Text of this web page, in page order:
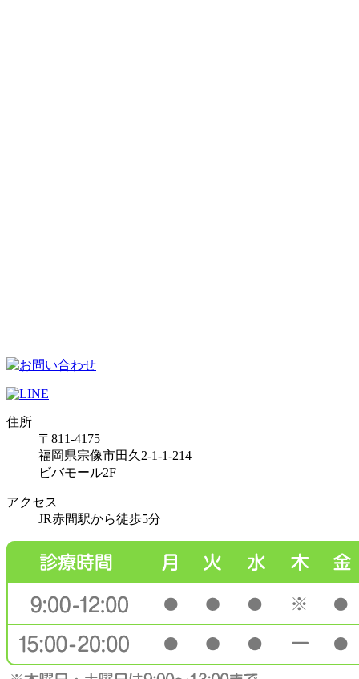
住所
〒811-4175
福岡県宗像市田久2-1-1-214
ビバモール2F
アクセス
JR赤間駅から徒歩5分